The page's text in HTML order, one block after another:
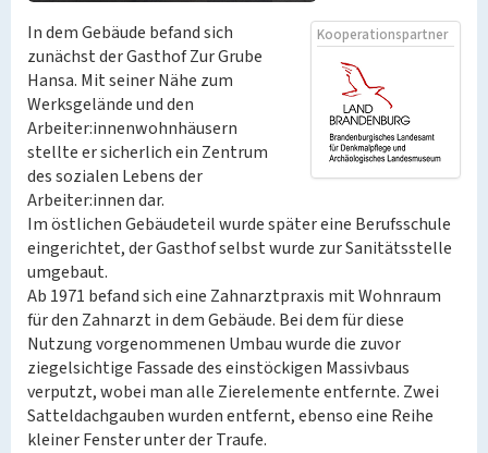
Kooperationspartner
In dem Gebäude befand sich
zunächst der Gasthof Zur Grube
Hansa. Mit seiner Nähe zum
Werksgelände und den
Arbeiter:innenwohnhäusern
stellte er sicherlich ein Zentrum
des sozialen Lebens der
Arbeiter:innen dar.
Im östlichen Gebäudeteil wurde später eine Berufsschule
eingerichtet, der Gasthof selbst wurde zur Sanitätsstelle
umgebaut.
Ab 1971 befand sich eine Zahnarztpraxis mit Wohnraum
für den Zahnarzt in dem Gebäude. Bei dem für diese
Nutzung vorgenommenen Umbau wurde die zuvor
ziegelsichtige Fassade des einstöckigen Massivbaus
verputzt, wobei man alle Zierelemente entfernte. Zwei
Satteldachgauben wurden entfernt, ebenso eine Reihe
kleiner Fenster unter der Traufe.